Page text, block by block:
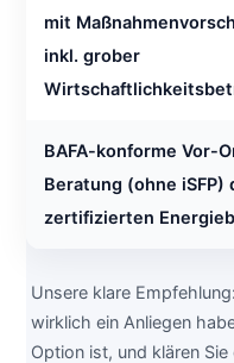
mit
inkl. grober
BAFA-konforme Vor-
Beratung (ohne iSFP)
zertifizierten
Unsere klare
wirklich ein Anliegen
Option ist, und klären